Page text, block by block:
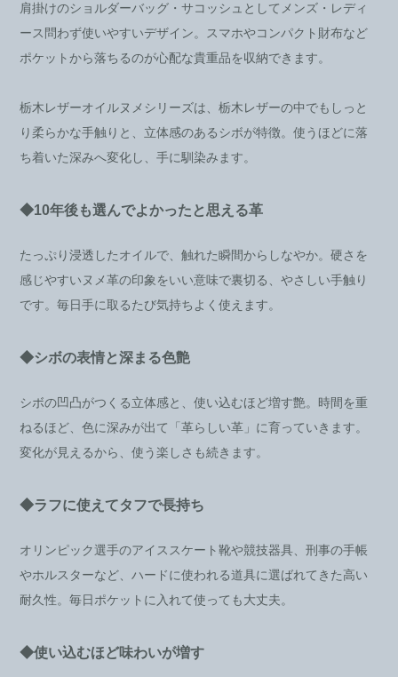
肩掛けのショルダーバッグ・サコッシュとしてメンズ・レディ
ース問わず使いやすいデザイン。スマホやコンパクト財布など
ポケットから落ちるのが心配な貴重品を収納できます。
栃木レザーオイルヌメシリーズは、栃木レザーの中でもしっと
り柔らかな手触りと、立体感のあるシボが特徴。使うほどに落
ち着いた深みへ変化し、手に馴染みます。
◆10年後も選んでよかったと思える革
たっぷり浸透したオイルで、触れた瞬間からしなやか。硬さを
感じやすいヌメ革の印象をいい意味で裏切る、やさしい手触り
です。毎日手に取るたび気持ちよく使えます。
◆シボの表情と深まる色艶
シボの凹凸がつくる立体感と、使い込むほど増す艶。時間を重
ねるほど、色に深みが出て「革らしい革」に育っていきます。
変化が見えるから、使う楽しさも続きます。
◆ラフに使えてタフで長持ち
オリンピック選手のアイススケート靴や競技器具、刑事の手帳
やホルスターなど、ハードに使われる道具に選ばれてきた高い
耐久性。毎日ポケットに入れて使っても大丈夫。
◆使い込むほど味わいが増す